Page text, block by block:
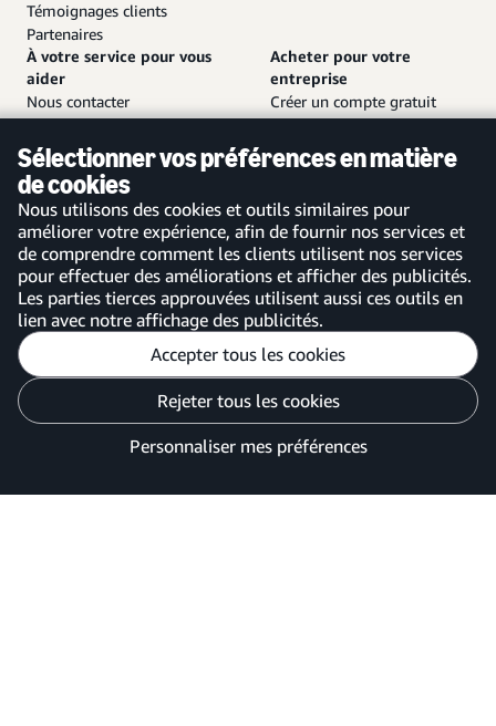
Sélectionner vos préférences en matière
de cookies
Nous utilisons des cookies et outils similaires pour
améliorer votre expérience, afin de fournir nos services et
de comprendre comment les clients utilisent nos services
pour effectuer des améliorations et afficher des publicités.
Les parties tierces approuvées utilisent aussi ces outils en
lien avec notre affichage des publicités.
Accepter tous les cookies
Rejeter tous les cookies
Personnaliser mes préférences
Témoignages clients
Partenaires
À votre service pour vous
aider
Nous contacter
Service client et assistance
Plan de site
Acheter pour votre
entreprise
Créer un compte gratuit
Se connecter à votre compte
Application mobile Amazon
Business
France
Personnaliser mes préférences
Avis de confidentialité
Vos options de confidentialité des publicités